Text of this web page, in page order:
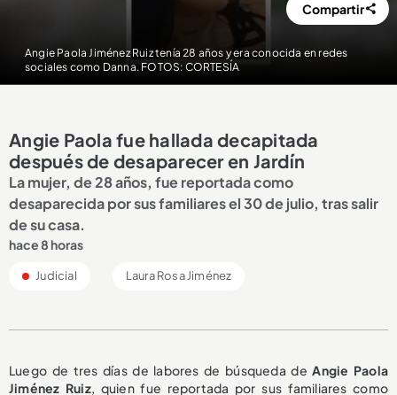
Angie Paola Jiménez Ruiz tenía 28 años y era conocida en redes
sociales como Danna. FOTOS: CORTESÍA
Compartir
Angie Paola fue hallada decapitada
después de desaparecer en Jardín
La mujer, de 28 años, fue reportada como
desaparecida por sus familiares el 30 de julio, tras salir
de su casa.
hace 8 horas
Judicial Laura Rosa Jiménez
Luego de tres días de labores de búsqueda deAngie Paola
Jiménez Ruiz, quien fue reportada por sus familiares como